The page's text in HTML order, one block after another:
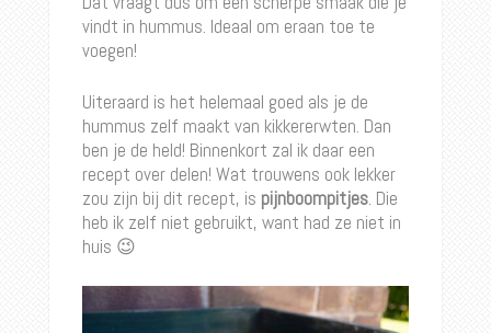
vindt in hummus. Ideaal om eraan toe te
voegen!
Uiteraard is het helemaal goed als je de
hummus zelf maakt van kikkererwten. Dan
ben je de held! Binnenkort zal ik daar een
recept over delen! Wat trouwens ook lekker
zou zijn bij dit recept, is pijnboompitjes. Die
heb ik zelf niet gebruikt, want had ze niet in
huis 😉